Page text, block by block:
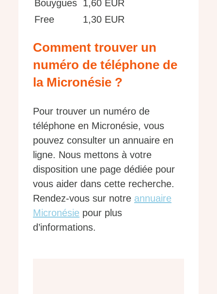
Bouygues 1,60 EUR
Free
1,30 EUR
Comment trouver un
numéro de téléphone de
la Micronésie ?
Pour trouver un numéro de
téléphone en Micronésie, vous
pouvez consulter un annuaire en
ligne. Nous mettons à votre
disposition une page dédiée pour
vous aider dans cette recherche.
Rendez-vous sur notre annuaire
Micronésie pour plus
d’informations.